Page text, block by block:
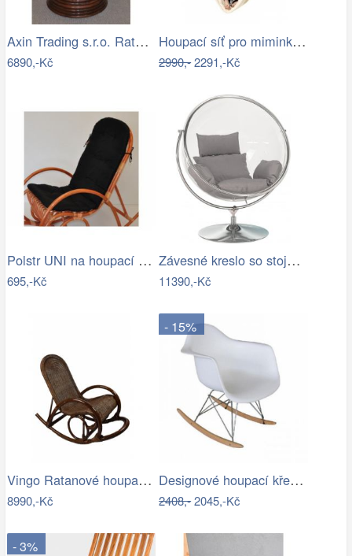
Axin Trading s.r.o. Ratanové houpací…
6890,-Kč
Houpací síť pro miminka La Siesta…
2990,-2291,-Kč
Polstr UNI na houpací křeslo - látka…
695,-Kč
Závesné kreslo so stojanom,…
11390,-Kč
Vingo Ratanové houpací křeslo - tmavě…
8990,-Kč
- 15%
Designové houpací křeslo - TK
2408,-2045,-Kč
- 3%